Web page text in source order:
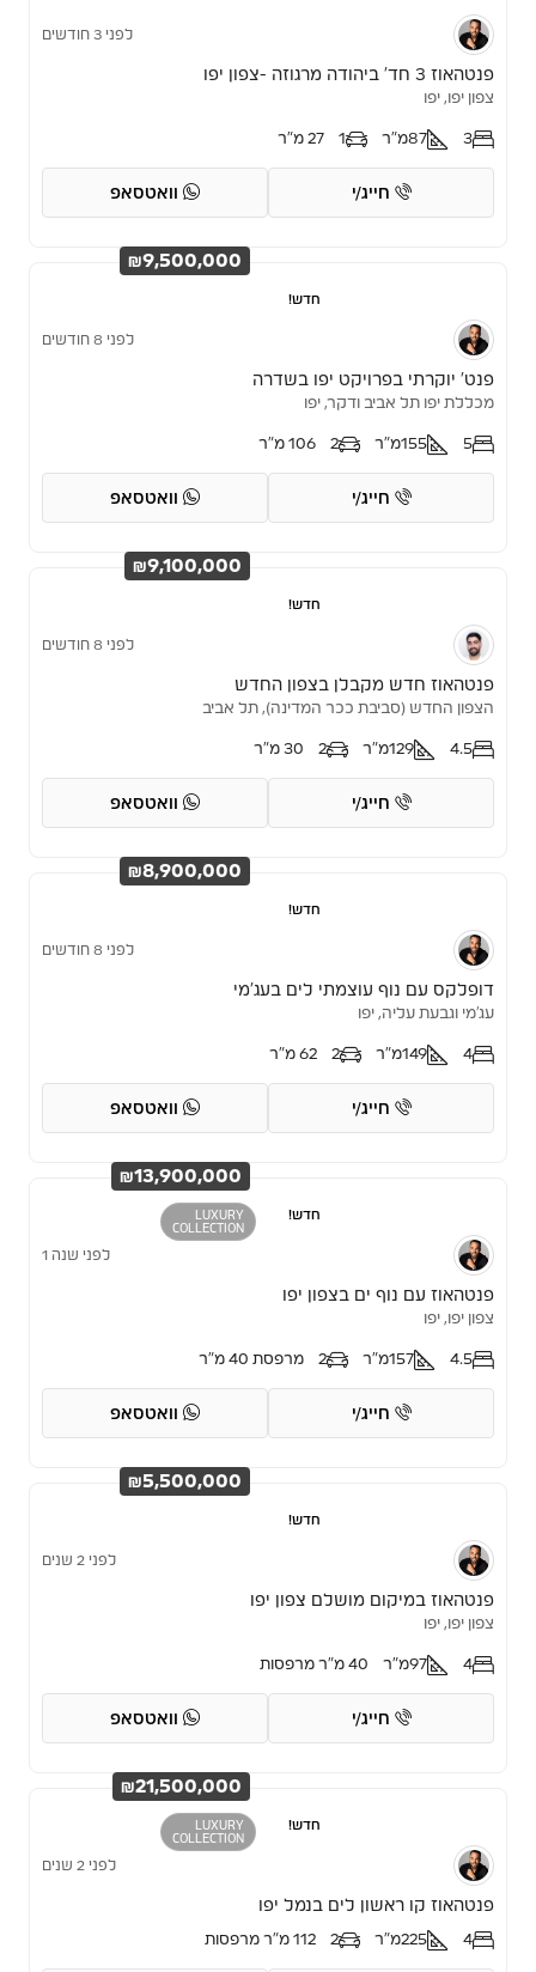
לפני 3 חודשים
פנטהאוז 3 חד’ ביהודה מרגוזה -צפון יפו
צפון יפו, יפו
3
87מ"ר 1 27 מ"ר
חייג/י וואטסאפ
חדש!
₪9,500,000
לפני 8 חודשים
פנט’ יוקרתי בפרויקט יפו בשדרה
מכללת יפו תל אביב ודקר, יפו
5
155מ"ר 2 106 מ"ר
חייג/י וואטסאפ
חדש!
₪9,100,000
לפני 8 חודשים
פנטהאוז חדש מקבלן בצפון החדש
הצפון החדש (סביבת ככר המדינה), תל אביב
4.5
129מ"ר 2 30 מ"ר
חייג/י וואטסאפ
חדש!
₪8,900,000
לפני 8 חודשים
דופלקס עם נוף עוצמתי לים בעג’מי
עג'מי וגבעת עליה, יפו
4
149מ"ר 2 62 מ"ר
חייג/י וואטסאפ
LUXURY
COLLECTION
חדש!
₪13,900,000
לפני שנה 1
פנטהאוז עם נוף ים בצפון יפו
צפון יפו, יפו
4.5
157מ"ר 2 מרפסת 40 מ"ר
חייג/י וואטסאפ
חדש!
₪5,500,000
לפני 2 שנים
פנטהאוז במיקום מושלם צפון יפו
צפון יפו, יפו
4
97מ"ר 40 מ"ר מרפסות
חייג/י וואטסאפ
LUXURY
COLLECTION
חדש!
₪21,500,000
לפני 2 שנים
פנטהאוז קו ראשון לים בנמל יפו
4
225מ"ר 2 112 מ"ר מרפסות